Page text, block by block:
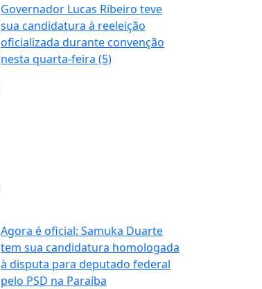
Governador Lucas Ribeiro teve
sua candidatura à reeleição
oficializada durante convenção
nesta quarta-feira (5)
Agora é oficial: Samuka Duarte
tem sua candidatura homologada
à disputa para deputado federal
pelo PSD na Paraíba